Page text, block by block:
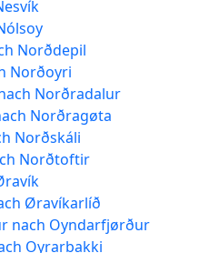
Norðdepil
Norðoyri
Norðradalur
Norðragøta
Norðskáli
Norðtoftir
Øravíkarlíð
nach Oyndarfjørður
Oyrarbakki